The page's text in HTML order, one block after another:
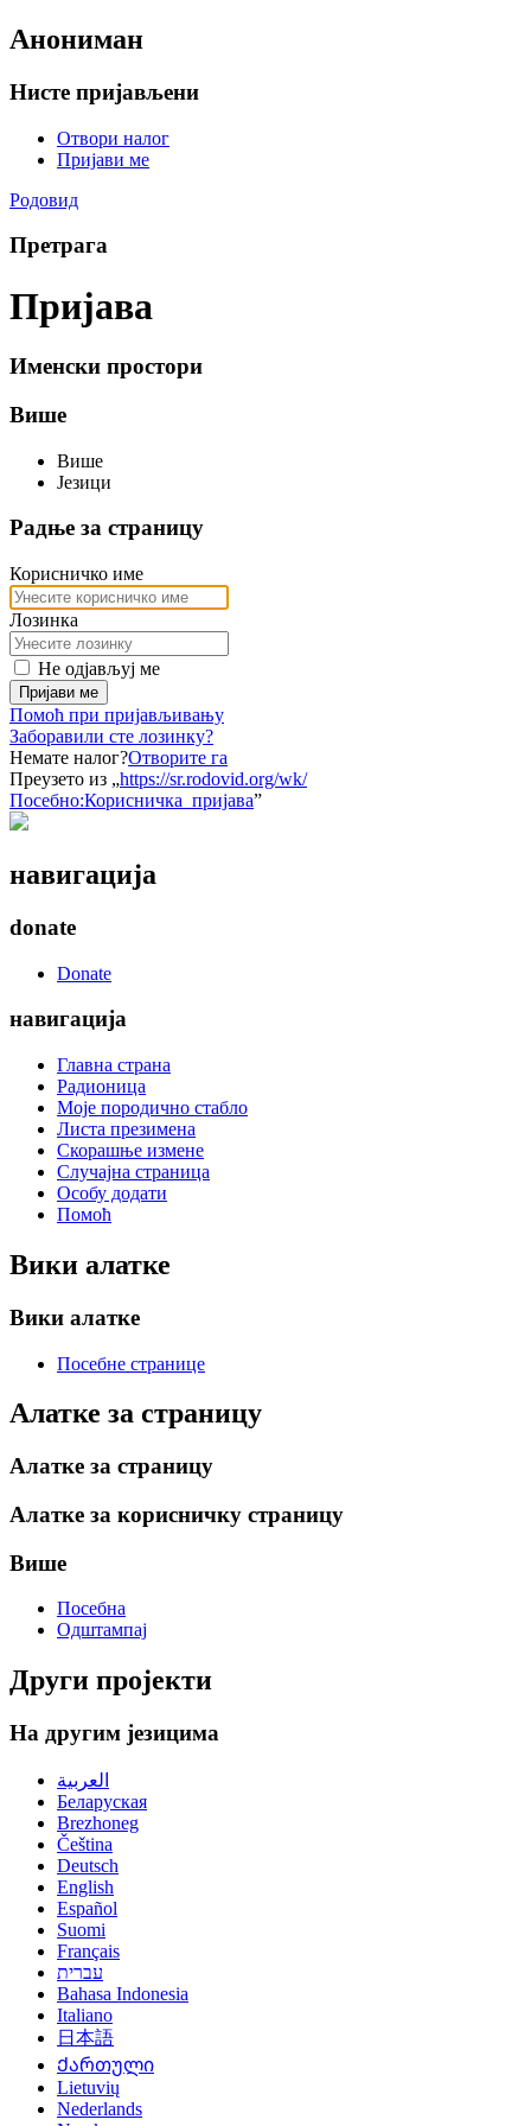
Анониман
Нисте пријављени
Отвори налог
Пријави ме
Родовид
Претрага
Пријава
Именски простори
Више
Више
Језици
Радње за страницу
Корисничко име
Лозинка
Не одјављуј ме
Пријави ме
Помоћ при пријављивању
Заборавили сте лозинку?
Немате налог?Отворите га
Преузето из „https://sr.rodovid.org/wk/
Посебно:Корисничка_пријава”
навигација
donate
Donate
навигација
Главна страна
Радионица
Моје породично стабло
Листа презимена
Скорашње измене
Случајна страница
Особу додати
Помоћ
Вики алатке
Вики алатке
Посебне странице
Алатке за страницу
Алатке за страницу
Алатке за корисничку страницу
Више
Посебна
Одштампај
Други пројекти
На другим језицима
العربية
Беларуская
Brezhoneg
Čeština
Deutsch
English
Español
Suomi
Français
עברית
Bahasa Indonesia
Italiano
日本語
Ქართული
Lietuvių
Nederlands